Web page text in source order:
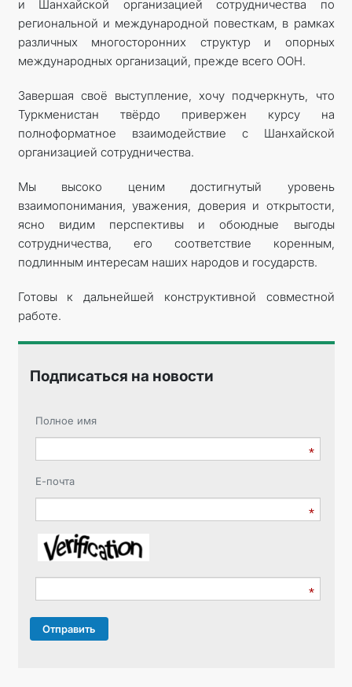
и Шанхайской организацией сотрудничества по
региональной и международной повесткам, в рамках
различных многосторонних структур и опорных
международных организаций, прежде всего ООН.
Завершая своё выступление, хочу подчеркнуть, что
Туркменистан твёрдо привержен курсу на
полноформатное взаимодействие с Шанхайской
организацией сотрудничества.
Мы высоко ценим достигнутый уровень
взаимопонимания, уважения, доверия и открытости,
ясно видим перспективы и обоюдные выгоды
сотрудничества, его соответствие коренным,
подлинным интересам наших народов и государств.
Готовы к дальнейшей конструктивной совместной
работе.
Подписаться на новости
Полное имя
Е-почта
Отправить